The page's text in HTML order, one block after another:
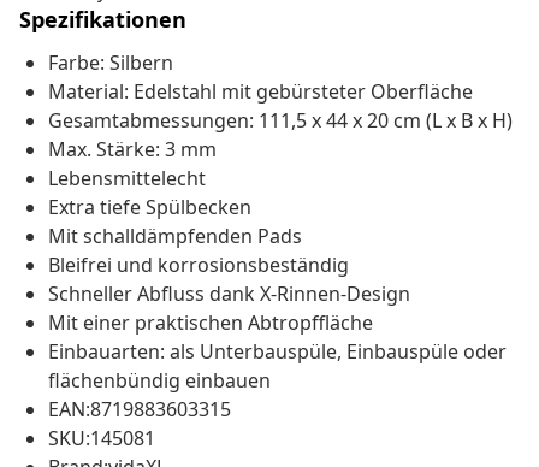
Spezifikationen
Farbe: Silbern
Material: Edelstahl mit gebürsteter Oberfläche
Gesamtabmessungen: 111,5 x 44 x 20 cm (L x B x H)
Max. Stärke: 3 mm
Lebensmittelecht
Extra tiefe Spülbecken
Mit schalldämpfenden Pads
Bleifrei und korrosionsbeständig
Schneller Abfluss dank X-Rinnen-Design
Mit einer praktischen Abtropffläche
Einbauarten: als Unterbauspüle, Einbauspüle oder
flächenbündig einbauen
EAN:8719883603315
SKU:145081